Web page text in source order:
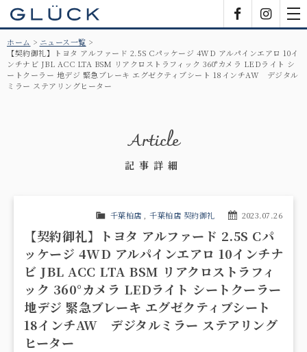
ホーム
ニュース一覧
【契約御礼】トヨタ アルファード 2.5S Cパッケージ 4WD アルパインエアロ 10イ
ンチナビ JBL ACC LTA BSM リアクロストラフィック 360°カメラ LEDライト シ
ートクーラー 地デジ 緊急ブレーキ エグゼクティブシート 18インチAW デジタル
ミラー ステアリングヒーター
Article
記事詳細
2023.07.26
千葉柏店 千葉柏店 契約御礼
【契約御礼】トヨタ アルファード 2.5S Cパ
ッケージ 4WD アルパインエアロ 10インチナ
ビ JBL ACC LTA BSM リアクロストラフィ
ック 360°カメラ LEDライト シートクーラー
地デジ 緊急ブレーキ エグゼクティブシート
18インチAW デジタルミラー ステアリング
ヒーター